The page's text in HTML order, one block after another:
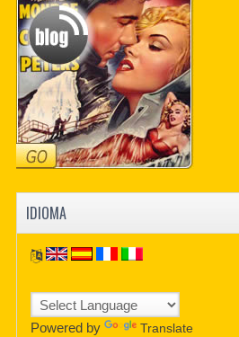
IDIOMA
Powered by Translate